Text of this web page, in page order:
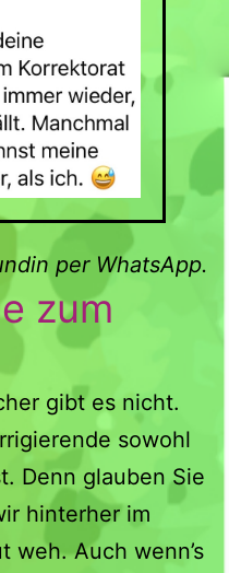
per WhatsApp.
zum
gibt es nicht.
sowohl
Denn glauben Sie
hinterher im
Auch wenn’s